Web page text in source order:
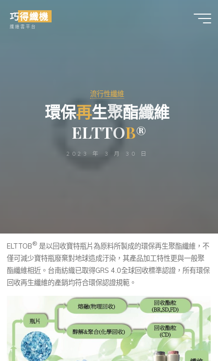
content
巧得纖機
纖維雲平台
流行性纖維
環保再生聚酯纖維
ELTTOB®
2023 年 3 月 30 日
ELTTOB® 是以回收寶特瓶片為原料所製成的環保再生聚酯纖維，不
僅可減少寶特瓶廢棄對地球造成汙染，其產品加工特性更與一般聚
酯纖維相近。台南紡織已取得GRS 4.0全球回收標準認證，所有環保
回收再生纖維的產銷均符合環保認證規範。